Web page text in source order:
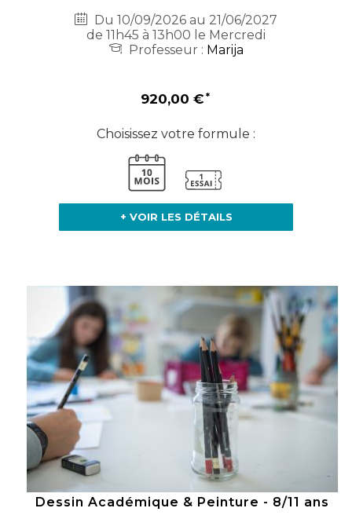
Du 10/09/2026 au 21/06/2027
de 11h45 à 13h00 le Mercredi
Professeur : Marija
920,00 €
Choisissez votre formule :
+ VOIR LES DÉTAILS
Dessin Académique & Peinture - 8/11 ans